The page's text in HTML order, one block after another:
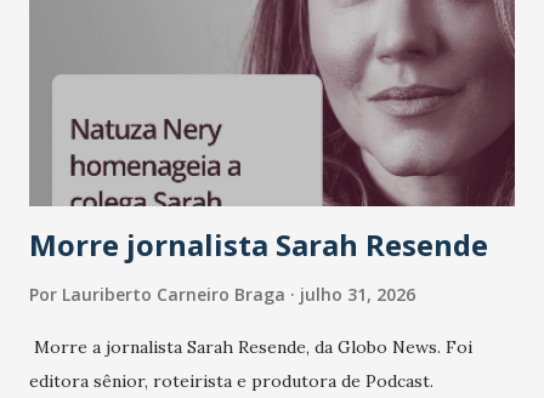
mundo fala muito e poucos entregam de verdade. O NM2B
sempre existiu para dar palco a quem constrói com
consistência, e nesta edição isso fica ainda mais claro.
Vamos reforçar que ser genuíno sustenta a confiança entre
marcas, pessoas e mercado", afirma Tamires So...
Morre jornalista Sarah Resende
Por Lauriberto Carneiro Braga julho 31, 2026
Morre a jornalista Sarah Resende, da Globo News. Foi
editora sênior, roteirista e produtora de Podcast.